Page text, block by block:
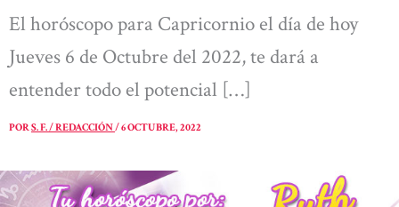
El horóscopo para Capricornio el día de hoy
Jueves 6 de Octubre del 2022, te dará a
entender todo el potencial […]
PORS. F. / REDACCIÓN/6 OCTUBRE, 2022